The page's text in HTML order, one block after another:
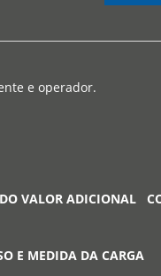
e operador.
VALOR ADICIONAL
E MEDIDA DA CARGA